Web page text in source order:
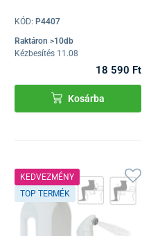
KÓD: P4407
Raktáron >10db
Kézbesítés 11.08
18 590 Ft
Kosárba
KEDVEZMÉNY
TOP TERMÉK